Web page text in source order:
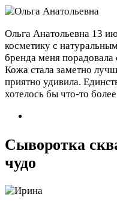
Ольга Анатольевна 13
косметику с
бренда меня
Кожа стала заметно
приятно удивила.
хотелось бы что-то
Сыворотка
чудо